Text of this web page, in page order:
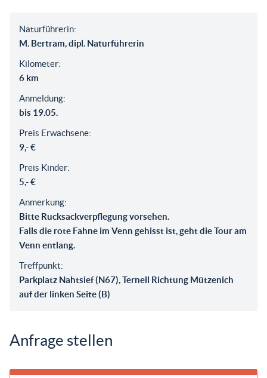
Naturführerin:
M. Bertram, dipl. Naturführerin
Kilometer:
6 km
Anmeldung:
bis 19.05.
Preis Erwachsene:
9,- €
Preis Kinder:
5,- €
Anmerkung:
Bitte Rucksackverpflegung vorsehen.
Falls die rote Fahne im Venn gehisst ist, geht die Tour am
Venn entlang.
Treffpunkt:
Parkplatz Nahtsief (N67), Ternell Richtung Mützenich
auf der linken Seite (B)
Anfrage stellen